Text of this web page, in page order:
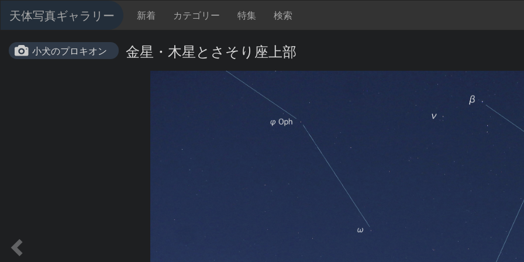
天体写真ギャラリー 新着 カテゴリー 特集 検索
小犬のプロキオン 金星・木星とさそり座上部